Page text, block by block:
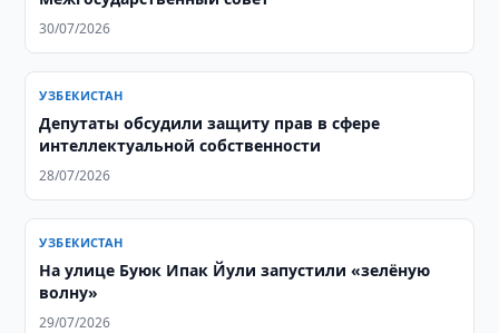
30/07/2026
УЗБЕКИСТАН
Депутаты обсудили защиту прав в сфере
интеллектуальной собственности
28/07/2026
УЗБЕКИСТАН
На улице Буюк Ипак Йули запустили «зелёную
волну»
29/07/2026